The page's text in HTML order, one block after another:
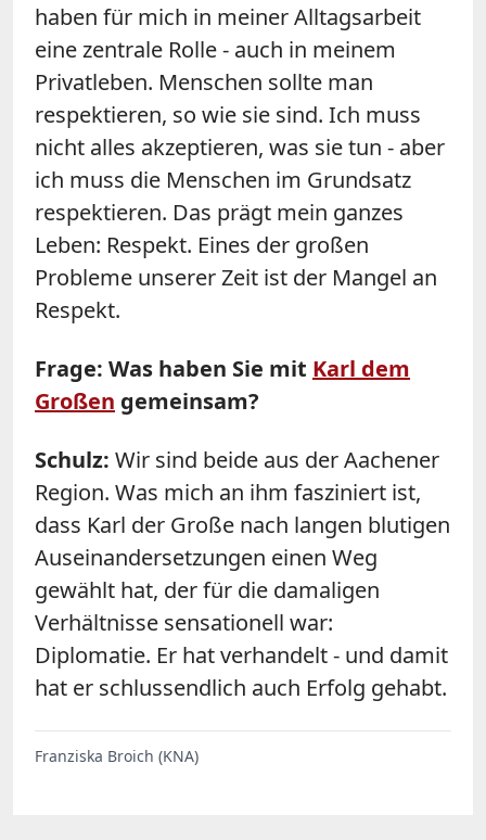
haben für mich in meiner Alltagsarbeit
eine zentrale Rolle - auch in meinem
Privatleben. Menschen sollte man
respektieren, so wie sie sind. Ich muss
nicht alles akzeptieren, was sie tun - aber
ich muss die Menschen im Grundsatz
respektieren. Das prägt mein ganzes
Leben: Respekt. Eines der großen
Probleme unserer Zeit ist der Mangel an
Respekt.
Frage: Was haben Sie mit Karl dem
Großen gemeinsam?
Schulz: Wir sind beide aus der Aachener
Region. Was mich an ihm fasziniert ist,
dass Karl der Große nach langen blutigen
Auseinandersetzungen einen Weg
gewählt hat, der für die damaligen
Verhältnisse sensationell war:
Diplomatie. Er hat verhandelt - und damit
hat er schlussendlich auch Erfolg gehabt.
Franziska Broich (KNA)